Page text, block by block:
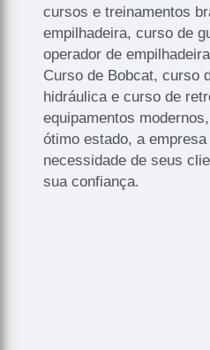
cursos e treinamentos
empilhadeira, curso de
operador de
Curso de Bobcat, curso
hidráulica e curso de
equipamentos
ótimo estado, a
necessidade de seus
sua confiança.